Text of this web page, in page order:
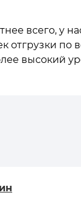
всего, у
по
высокий